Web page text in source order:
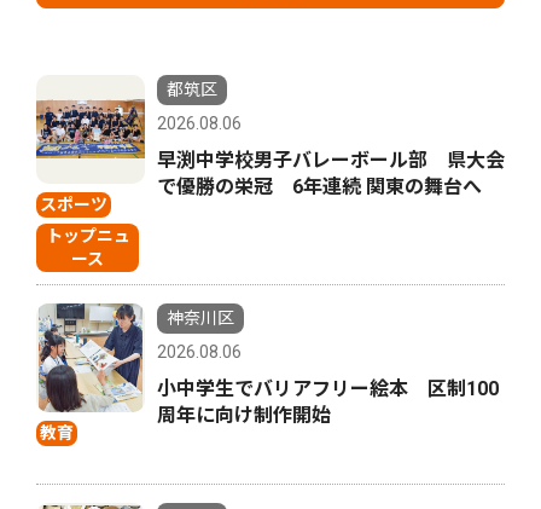
スポーツ
トップニュ
ース
都筑区
2026.08.06
早渕中学校男子バレーボール部 県大会
で優勝の栄冠 6年連続 関東の舞台へ
教育
神奈川区
2026.08.06
小中学生でバリアフリー絵本 区制100
周年に向け制作開始